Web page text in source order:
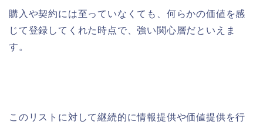
購入や契約には至っていなくても、何らかの価値を感
じて登録してくれた時点で、強い関心層だといえま
す。
このリストに対して継続的に情報提供や価値提供を行